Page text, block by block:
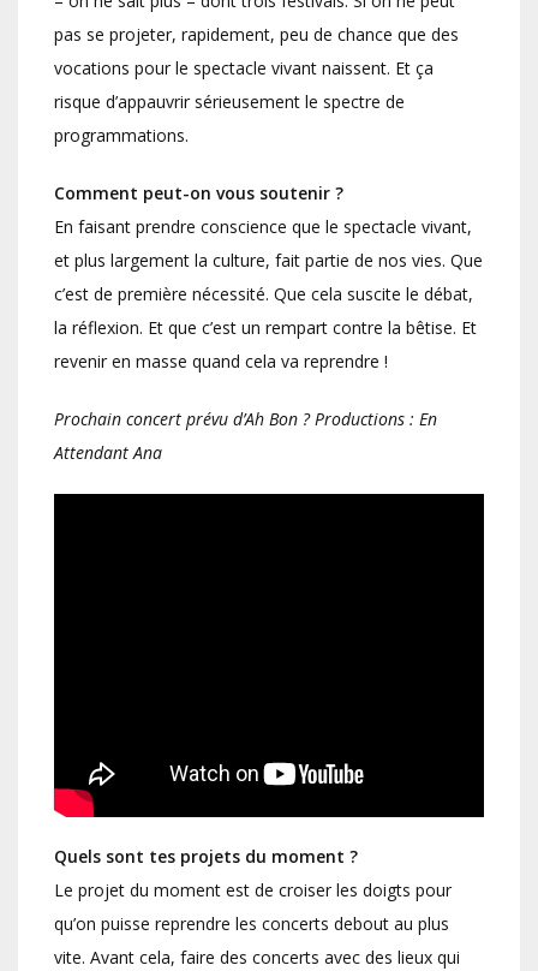
pas se projeter, rapidement, peu de chance que des
vocations pour le spectacle vivant naissent. Et ça
risque d’appauvrir sérieusement le spectre de
programmations.
Comment peut-on vous soutenir ?
En faisant prendre conscience que le spectacle vivant,
et plus largement la culture, fait partie de nos vies. Que
c’est de première nécessité. Que cela suscite le débat,
la réflexion. Et que c’est un rempart contre la bêtise. Et
revenir en masse quand cela va reprendre !
Prochain concert prévu d’Ah Bon ? Productions : En
Attendant Ana
Quels sont tes projets du moment ?
Le projet du moment est de croiser les doigts pour
qu’on puisse reprendre les concerts debout au plus
vite. Avant cela, faire des concerts avec des lieux qui